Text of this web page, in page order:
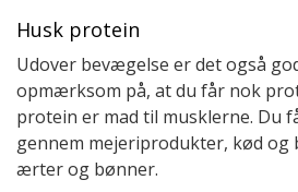
Husk protein
Udover bevægelse er det også
opmærksom på, at du får nok
protein er mad til musklerne. Du
gennem mejeriprodukter, kød
ærter og bønner.